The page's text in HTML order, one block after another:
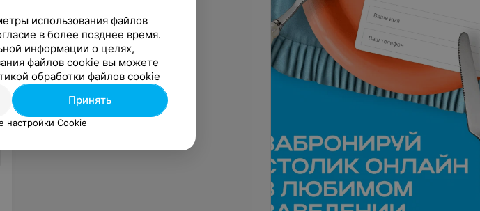
использования файлов
в более позднее время.
информации о целях,
файлов cookie вы можете
обработки файлов cookie
Принять
настройки Cookie